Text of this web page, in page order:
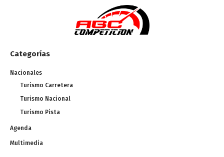
Categorías
Nacionales
Turismo Carretera
Turismo Nacional
Turismo Pista
Agenda
Multimedia